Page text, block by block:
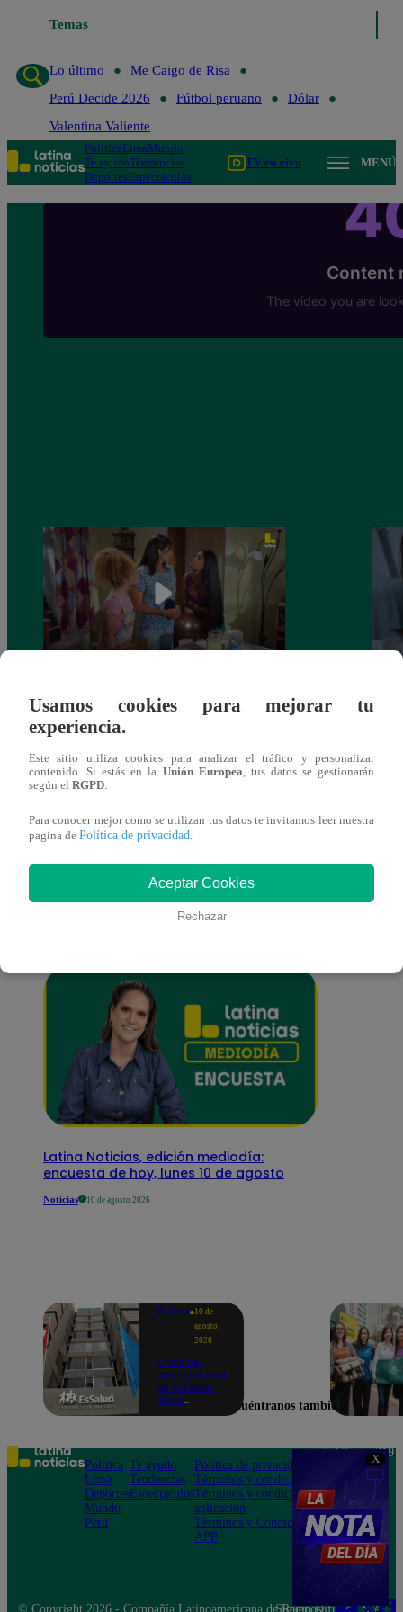
X
Temas
Lo último
Me Caigo de Risa
Perú Decide 2026
Fútbol peruano
Dólar
Valentina Valiente
PolíticaLimaMundo
Te ayudoTendencias
DeportesEspectáculos
TV en vivo MENÚ
Valentina Valiente capítulo 44: Kathy y
Jenny atan cabos sobre la relación entre
Elsa y Wilfredo!
También te puede
interesar
Latina Noticias, edición mediodía:
encuesta de hoy, lunes 10 de agosto
Noticias 10 de agosto 2026
Política 10 de
agosto
2026
Crisis de
inestabilidad
en EsSalud:
doce
cinco años
Usamos cookies para mejorar tu
experiencia.
Este sitio utiliza cookies para analizar el tráfico y personalizar
contenido. Si estás en la Unión Europea, tus datos se gestionarán
según el RGPD.
Para conocer mejor como se utilizan tus datos te invitamos leer nuestra
pagina de Política de privacidad.
Aceptar Cookies
Rechazar
Encuéntranos también en
Política
Lima
Deportes
Mundo
Perú
Te ayudo
Tendencias
Espectáculos
Política de privacidad
Términos y condiciones
Términos y condiciones
aplicación
Términos y Condiciones
APP
Teléfono: 219
Av. San
Felipe 968
Jesús María
© Copyright 2026 - Compañía Latinoamericana de Radio Difusión S.A.
Síguenos